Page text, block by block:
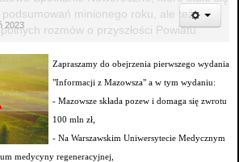
minionego roku, ale też
rozmów o przyszłości Powiatu
2023
Zapraszamy do obejrzenia pierwszego wydania
"Informacji z Mazowsza" a w tym wydaniu:
- Mazowsze składa pozew i domaga się zwrotu
100 mln zł,
- Na Warszawskim Uniwersytecie Medycznym
medycyny regeneracyjnej,